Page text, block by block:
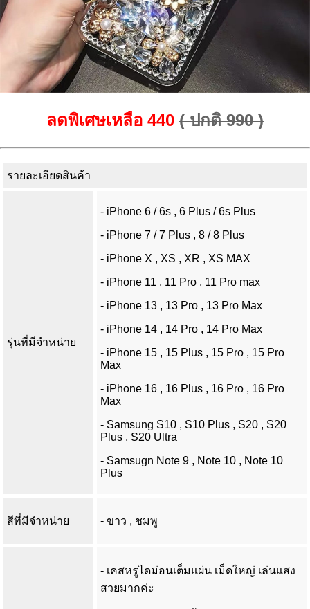
ลดพิเศษเหลือ 440 ( ปกติ 990 )
รายละเอียดสินค้า
รุ่นที่มีจำหน่าย
- iPhone 6 / 6s , 6 Plus / 6s Plus
- iPhone 7 / 7 Plus , 8 / 8 Plus
- iPhone X , XS , XR , XS MAX
- iPhone 11 , 11 Pro , 11 Pro max
- iPhone 13 , 13 Pro , 13 Pro Max
- iPhone 14 , 14 Pro , 14 Pro Max
- iPhone 15 , 15 Plus , 15 Pro , 15 Pro
Max
- iPhone 16 , 16 Plus , 16 Pro , 16 Pro
Max
- Samsung S10 , S10 Plus , S20 , S20
Plus , S20 Ultra
- Samsugn Note 9 , Note 10 , Note 10
Plus
สีที่มีจำหน่าย - ขาว , ชมพู
- เคสหรูไดม่อนเต็มแผ่น เม็ดใหญ่ เล่นแสง
สวยมากค่ะ